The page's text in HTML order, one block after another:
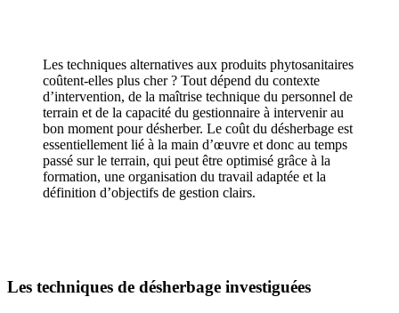
Les techniques alternatives aux produits phytosanitaires
coûtent-elles plus cher ? Tout dépend du contexte
d’intervention, de la maîtrise technique du personnel de
terrain et de la capacité du gestionnaire à intervenir au
bon moment pour désherber. Le coût du désherbage est
essentiellement lié à la main d’œuvre et donc au temps
passé sur le terrain, qui peut être optimisé grâce à la
formation, une organisation du travail adaptée et la
définition d’objectifs de gestion clairs.
Les techniques de désherbage investiguées